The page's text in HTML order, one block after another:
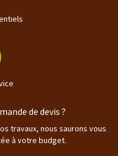
de devis ?
travaux, nous saurons vous
à votre budget.